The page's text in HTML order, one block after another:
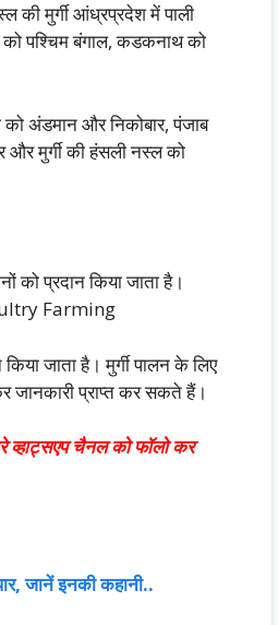
की मुर्गी आंध्रप्रदेश में पाली
पश्चिम बंगाल, कडकनाथ को
अंडमान और निकोबार, पंजाब
और मुर्गी की हंसली नस्ल को
को प्रदान किया जाता है।
Farming
जाता है। मुर्गी पालन के लिए
जानकारी प्राप्त कर सकते हैं।
व्हाट्सएप चैनल को फॉलो कर
जानें इनकी कहानी..